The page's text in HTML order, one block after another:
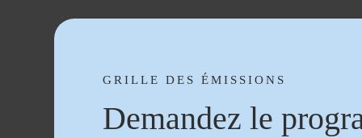
GRILLE DES ÉMISSIONS
Demandez le